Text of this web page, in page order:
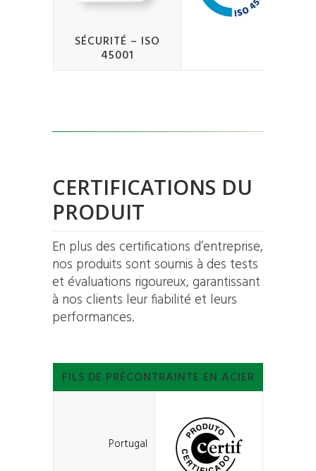
SÉCURITÉ – ISO
45001
CERTIFICATIONS DU
PRODUIT
En plus des certifications d’entreprise,
nos produits sont soumis à des tests
et évaluations rigoureux, garantissant
à nos clients leur fiabilité et leurs
performances.
FILS DE PRÉCONTRAINTE EN ACIER
Portugal